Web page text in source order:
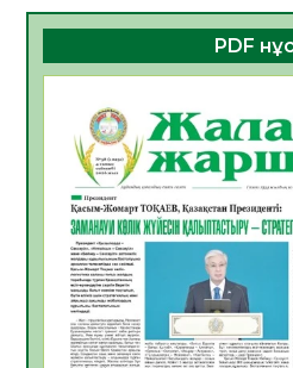
06.08.2026
ҚҰРЫЛТАЙ САЙЛАУЫ
БАСТАР ЖАУАПТЫ
06.08.2026
Инфекциялық
жұмыстарының
06.08.2026
Көкжөтел ауруы туралы
06.08.2026
АПВ вакцинасы туралы
PDF